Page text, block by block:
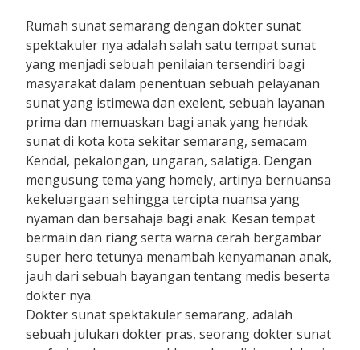
Rumah sunat semarang dengan dokter sunat
spektakuler nya adalah salah satu tempat sunat
yang menjadi sebuah penilaian tersendiri bagi
masyarakat dalam penentuan sebuah pelayanan
sunat yang istimewa dan exelent, sebuah layanan
prima dan memuaskan bagi anak yang hendak
sunat di kota kota sekitar semarang, semacam
Kendal, pekalongan, ungaran, salatiga. Dengan
mengusung tema yang homely, artinya bernuansa
kekeluargaan sehingga tercipta nuansa yang
nyaman dan bersahaja bagi anak. Kesan tempat
bermain dan riang serta warna cerah bergambar
super hero tetunya menambah kenyamanan anak,
jauh dari sebuah bayangan tentang medis beserta
dokter nya.
Dokter sunat spektakuler semarang, adalah
sebuah julukan dokter pras, seorang dokter sunat